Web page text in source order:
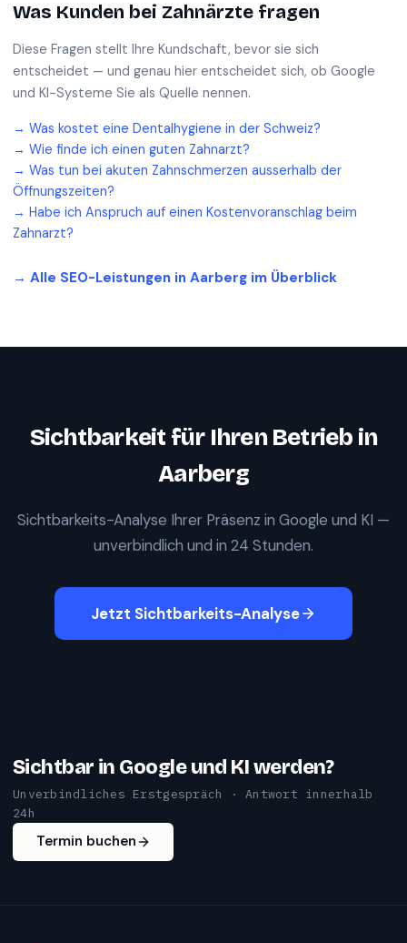
Was Kunden bei Zahnärzte fragen
Diese Fragen stellt Ihre Kundschaft, bevor sie sich
entscheidet — und genau hier entscheidet sich, ob Google
und KI-Systeme Sie als Quelle nennen.
→ Was kostet eine Dentalhygiene in der Schweiz?
→ Wie finde ich einen guten Zahnarzt?
→ Was tun bei akuten Zahnschmerzen ausserhalb der
Öffnungszeiten?
→ Habe ich Anspruch auf einen Kostenvoranschlag beim
Zahnarzt?
→ Alle SEO-Leistungen in Aarberg im Überblick
Sichtbarkeit für Ihren Betrieb in
Aarberg
Sichtbarkeits-Analyse Ihrer Präsenz in Google und KI —
unverbindlich und in 24 Stunden.
Jetzt Sichtbarkeits-Analyse
Sichtbar in Google und KI werden?
Unverbindliches Erstgespräch · Antwort innerhalb
24h
Termin buchen